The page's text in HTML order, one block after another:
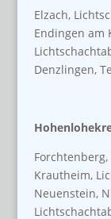
Elzach,
Endingen am
Denzlingen,
Krautheim,
Neuenstein,